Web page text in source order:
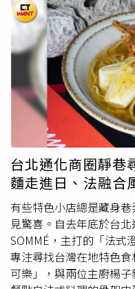
跟著就來我這說之前報
了，真的很沒誠信」、
不起來」、「我待過的
店取消你的訂單你也沒
事，更惡質的會故意把
可以被免費取消，而且
的是消費者，他們會因
在訂房網站上信用不良
去年就金盆洗手不幹了
較多」。但也有民宿業
遇到這種事，每個行業都
沒有合法」、「希望不要
業者，4/3號時的台灣祭
整個恆春差不多房型的
和Agoda都是當成一般平
間民宿訂滿，少賺數萬
也湧入該民宿評論區刷1
台北通化商圈靜
麵走進日、法融合
有些特色小店總是藏身
見驚喜。自去年底於台
SOMMÉ，主打的「法式
專注尋找台灣在地特色
可樂」，與兩位主廚楊子